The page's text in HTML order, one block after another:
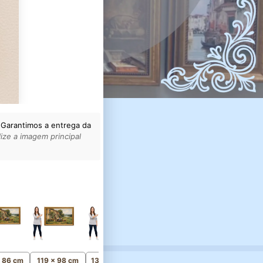
a entrega da
a imagem principal
86 cm 119 x 98 cm 134 x 110 cm